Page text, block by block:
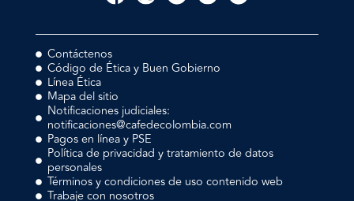
Contáctenos
Código de Ética y Buen Gobierno
Línea Ética
Mapa del sitio
Notificaciones judiciales:
notificaciones@cafedecolombia.com
Pagos en línea y PSE
Política de privacidad y tratamiento de datos
personales
Términos y condiciones de uso contenido web
Trabaje con nosotros